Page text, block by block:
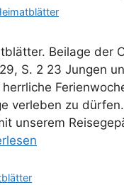
Beilage der
S. 2 23 Jungen
verleben zu
unserem